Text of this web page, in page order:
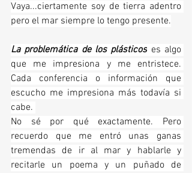
Vaya...ciertamente soy de tierra adentro
pero el mar siempre lo tengo presente.
La problemática de los plásticos es algo
que me impresiona y me entristece.
Cada conferencia o información que
escucho me impresiona más todavía si
cabe.
No sé por qué exactamente. Pero
recuerdo que me entró unas ganas
tremendas de ir al mar y hablarle y
recitarle un poema y un puñado de